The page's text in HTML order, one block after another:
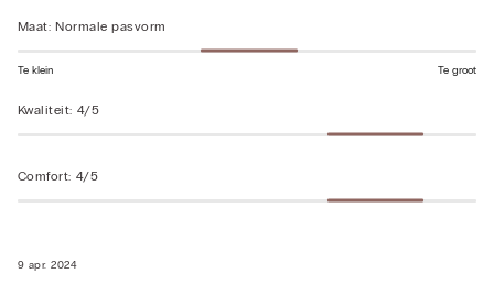
9 apr. 2024
Maat: Normale pasvorm
Te klein Te groot
Kwaliteit: 4/5
Comfort: 4/5